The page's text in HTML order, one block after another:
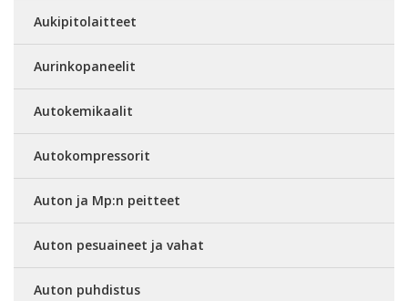
Aukipitolaitteet
Aurinkopaneelit
Autokemikaalit
Autokompressorit
Auton ja Mp:n peitteet
Auton pesuaineet ja vahat
Auton puhdistus